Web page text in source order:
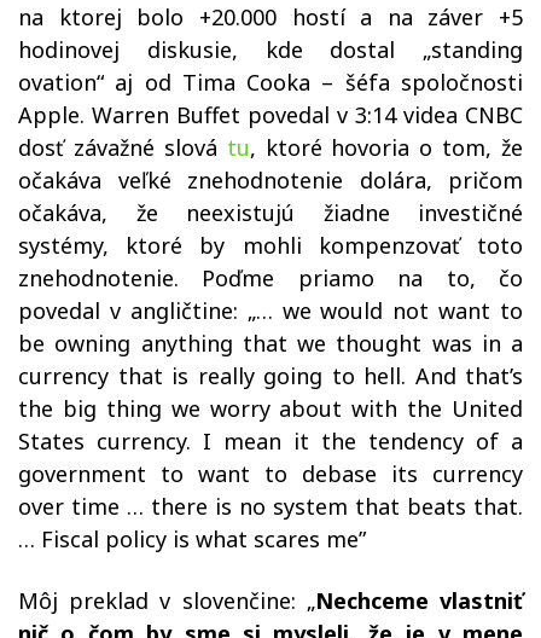
na ktorej bolo +20.000 hostí a na záver +5
hodinovej diskusie, kde dostal „standing
ovation“ aj od Tima Cooka – šéfa spoločnosti
Apple. Warren Buffet povedal v 3:14 videa CNBC
dosť závažné slová tu, ktoré hovoria o tom, že
očakáva veľké znehodnotenie dolára, pričom
očakáva, že neexistujú žiadne investičné
systémy, ktoré by mohli kompenzovať toto
znehodnotenie. Poďme priamo na to, čo
povedal v angličtine: „… we would not want to
be owning anything that we thought was in a
currency that is really going to hell. And that’s
the big thing we worry about with the United
States currency. I mean it the tendency of a
government to want to debase its currency
over time … there is no system that beats that.
… Fiscal policy is what scares me”
Môj preklad v slovenčine: „Nechceme vlastniť